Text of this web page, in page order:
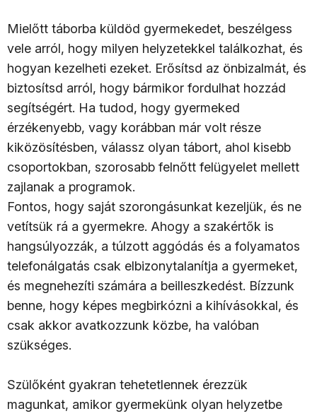
Mielőtt táborba küldöd gyermekedet, beszélgess
vele arról, hogy milyen helyzetekkel találkozhat, és
hogyan kezelheti ezeket. Erősítsd az önbizalmát, és
biztosítsd arról, hogy bármikor fordulhat hozzád
segítségért. Ha tudod, hogy gyermeked
érzékenyebb, vagy korábban már volt része
kiközösítésben, válassz olyan tábort, ahol kisebb
csoportokban, szorosabb felnőtt felügyelet mellett
zajlanak a programok.
Fontos, hogy saját szorongásunkat kezeljük, és ne
vetítsük rá a gyermekre. Ahogy a szakértők is
hangsúlyozzák, a túlzott aggódás és a folyamatos
telefonálgatás csak elbizonytalanítja a gyermeket,
és megnehezíti számára a beilleszkedést. Bízzunk
benne, hogy képes megbirkózni a kihívásokkal, és
csak akkor avatkozzunk közbe, ha valóban
szükséges.
Szülőként gyakran tehetetlennek érezzük
magunkat, amikor gyermekünk olyan helyzetbe